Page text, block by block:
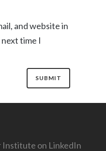
and website in
time I
Institute on LinkedIn